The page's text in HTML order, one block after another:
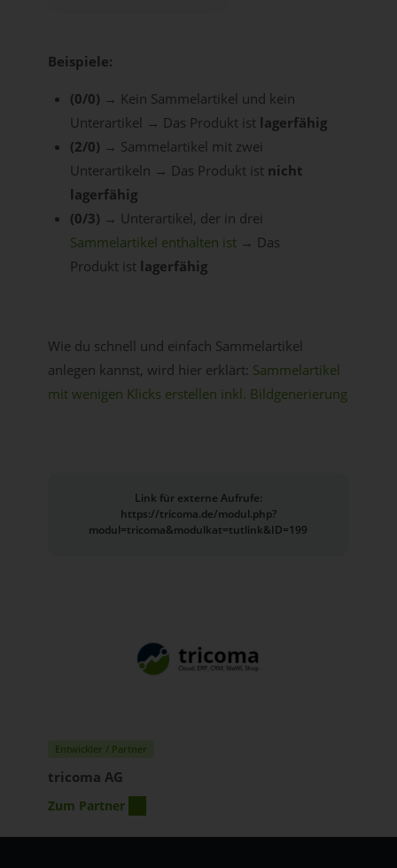
Beispiele:
(0/0) → Kein Sammelartikel und kein
Unterartikel → Das Produkt ist lagerfähig
(2/0) → Sammelartikel mit zwei
Unterartikeln → Das Produkt ist nicht
lagerfähig
(0/3) → Unterartikel, der in drei
Sammelartikel enthalten ist→ Das
Produkt ist lagerfähig
Wie du schnell und einfach Sammelartikel
anlegen kannst, wird hier erklärt: Sammelartikel
mit wenigen Klicks erstellen inkl. Bildgenerierung
Link für externe Aufrufe:
https://tricoma.de/modul.php?
modul=tricoma&modulkat=tutlink&ID=199
Entwickler / Partner
tricoma AG
Zum Partner